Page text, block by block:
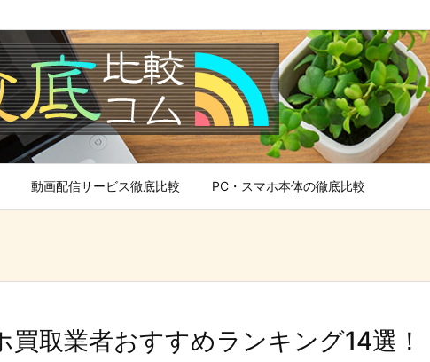
動画配信サービス徹底比較 PC・スマホ本体の徹底比較
買取業者おすすめランキング14選！